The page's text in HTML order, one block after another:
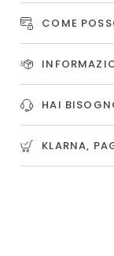
COME
HAI
KLARNA,